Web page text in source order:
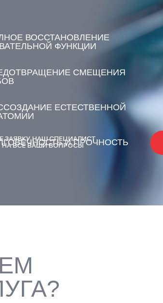
ЗАЯВКУ НАШ СПЕЦИАЛИСТ
НА ВСЕ ВАШИ ВОПРОСЫ
ВОССТАНОВЛЕНИЕ
ФУНКЦИИ
СМЕЩЕНИЯ
ЕСТЕСТВЕННОЙ
И ПРОЧНОСТЬ